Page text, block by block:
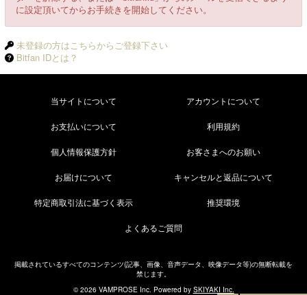
に設定頂いてからお手続きを開始してください。
未登録の方はこちらからご登録下さい
Bitfan IDとは？
当サイトについて アカウントについて
お支払いについて 利用規約
個人情報保護方針 お客さまへのお願い
お届けについて キャンセルと返品について
特定商取引法に基づく表示 推奨環境
よくあるご質問
掲載されているすべてのコンテンツ(記事、画像、音声データ、映像データ等)の無断転載を
禁じます。
© 2026 VAMPROSE Inc. Powered by SKIYAKI Inc.